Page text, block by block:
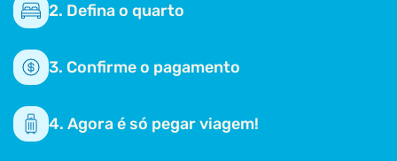
2. Defina o quarto
3. Confirme o pagamento
4. Agora é só pegar viagem!